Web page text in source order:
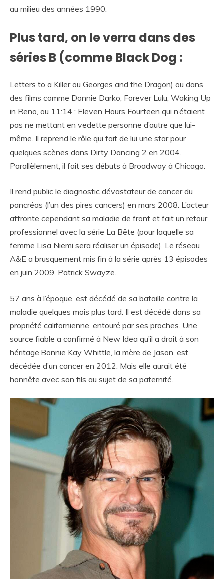
au milieu des années 1990.
Plus tard, on le verra dans des
séries B (comme Black Dog :
Letters to a Killer ou Georges and the Dragon) ou dans
des films comme Donnie Darko, Forever Lulu, Waking Up
in Reno, ou 11:14 : Eleven Hours Fourteen qui n’étaient
pas ne mettant en vedette personne d’autre que lui-
même. Il reprend le rôle qui fait de lui une star pour
quelques scènes dans Dirty Dancing 2 en 2004.
Parallèlement, il fait ses débuts à Broadway à Chicago.
Il rend public le diagnostic dévastateur de cancer du
pancréas (l’un des pires cancers) en mars 2008. L’acteur
affronte cependant sa maladie de front et fait un retour
professionnel avec la série La Bête (pour laquelle sa
femme Lisa Niemi sera réaliser un épisode). Le réseau
A&E a brusquement mis fin à la série après 13 épisodes
en juin 2009. Patrick Swayze.
57 ans à l’époque, est décédé de sa bataille contre la
maladie quelques mois plus tard. Il est décédé dans sa
propriété californienne, entouré par ses proches. Une
source fiable a confirmé à New Idea qu’il a droit à son
héritage.Bonnie Kay Whittle, la mère de Jason, est
décédée d’un cancer en 2012. Mais elle aurait été
honnête avec son fils au sujet de sa paternité.